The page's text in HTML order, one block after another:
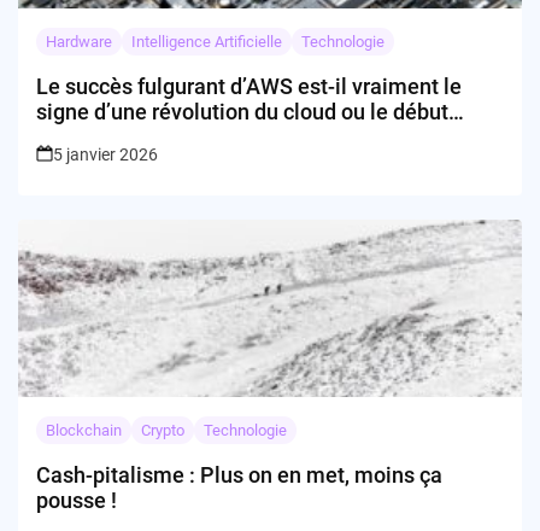
Hardware Intelligence Artificielle Technologie
Le succès fulgurant d’AWS est-il vraiment le
signe d’une révolution du cloud ou le début
5 janvier 2026
Blockchain Crypto Technologie
Cash-pitalisme : Plus on en met, moins ça
pousse !